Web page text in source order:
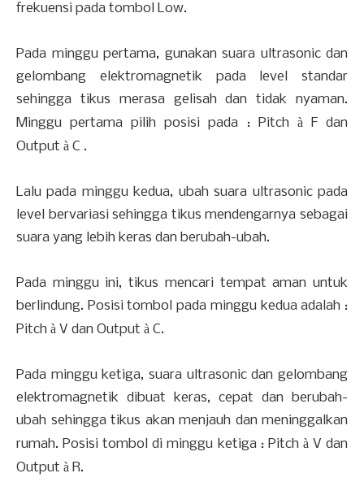
frekuensi pada tombol Low.
Pada minggu pertama, gunakan suara ultrasonic dan
gelombang elektromagnetik pada level standar
sehingga tikus merasa gelisah dan tidak nyaman.
Minggu pertama pilih posisi pada : Pitch àF dan
Output à C .
Lalu pada minggu kedua, ubah suara ultrasonic pada
level bervariasi sehingga tikus mendengarnya sebagai
suara yang lebih keras dan berubah-ubah.
Pada minggu ini, tikus mencari tempat aman untuk
berlindung. Posisi tombol pada minggu kedua adalah :
Pitch à V dan Output à C.
Pada minggu ketiga, suara ultrasonic dan gelombang
elektromagnetik dibuat keras, cepat dan berubah-
ubah sehingga tikus akan menjauh dan meninggalkan
rumah. Posisi tombol di minggu ketiga : Pitch àV dan
Output à R.